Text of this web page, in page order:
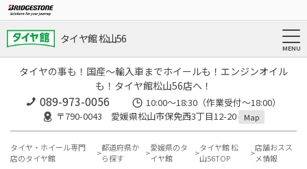
タイヤ館 松山56
タイヤの事も！国産～輸入車までホイールも！エンジンオイル
も！タイヤ館松山56店へ！
089-973-0056
10:00～18:30（作業受付～18:00）
〒790-0043 愛媛県松山市保免西3丁目12-20
Map
タイヤ・ホイール専門
店のタイヤ館
都道府県か
ら探す
愛媛県のタ
イヤ館
タイヤ館 松
山56TOP
店舗おスス
メ情報